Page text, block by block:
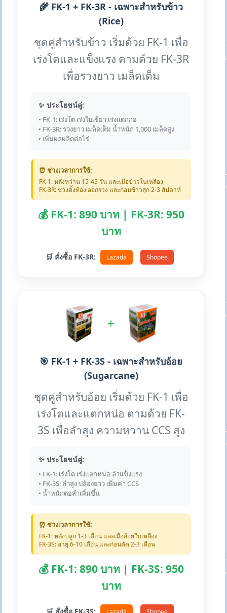
🌾 FK-1 + FK-3R - เฉพาะสำหรับข้าว
(Rice)
ชุดคู่สำหรับข้าว เริ่มด้วย FK-1 เพื่อ
เร่งโตและแข็งแรง ตามด้วย FK-3R
เพื่อรวงยาว เมล็ดเต็ม
✨ ประโยชน์คู่:
• FK-1: เร่งโต เร่งใบเขียว เร่งแตกกอ
• FK-3R: รวงยาว เมล็ดเต็ม น้ำหนัก 1,000 เมล็ดสูง
• เพิ่มผลผลิตต่อไร่
⏰ ช่วงเวลาการใช้:
FK-1: หลังหว่าน 15-45 วัน และเมื่อข้าวใบเหลือง
FK-3R: ช่วงตั้งท้อง ออกรวง และก่อนข้าวสุก 2-3 สัปดาห์
💰 FK-1: 890 บาท | FK-3R: 950
บาท
🛒 สั่งซื้อ FK-3R: Lazada Shopee
+
🎯 FK-1 + FK-3S - เฉพาะสำหรับอ้อย
(Sugarcane)
ชุดคู่สำหรับอ้อย เริ่มด้วย FK-1 เพื่อ
เร่งโตและแตกหน่อ ตามด้วย FK-
3S เพื่อลำสูง ความหวาน CCS สูง
✨ ประโยชน์คู่:
• FK-1: เร่งโต เร่งแตกหน่อ ลำแข็งแรง
• FK-3S: ลำสูง ปล้องยาว เพิ่มค่า CCS
• น้ำหนักต่อลำเพิ่มขึ้น
⏰ ช่วงเวลาการใช้:
FK-1: หลังปลูก 1-3 เดือน และเมื่ออ้อยใบเหลือง
FK-3S: อายุ 6-10 เดือน และก่อนตัด 2-3 เดือน
💰 FK-1: 890 บาท | FK-3S: 950
บาท